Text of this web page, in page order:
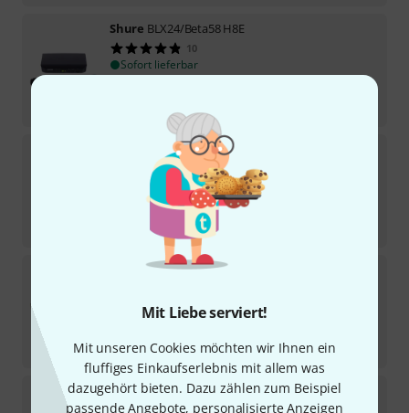
Mit Liebe serviert!
Mit unseren Cookies möchten wir Ihnen ein
fluffiges Einkaufserlebnis mit allem was
dazugehört bieten. Dazu zählen zum Beispiel
passende Angebote, personalisierte Anzeigen
Shure BLX24/Beta58 H8E
10
Sofort lieferbar
QLXD2/Beta58 K51
9
Sofort lieferbar
€
UVP: 639 €
UA844+SWB-E
Sofort lieferbar
€
UVP:1.029 €
-16%
ShureBLX14R/SM35 S8
7